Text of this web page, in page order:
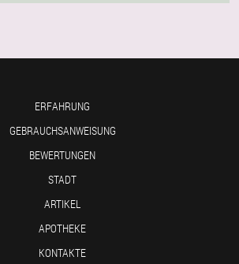
ERFAHRUNG
GEBRAUCHSANWEISUNG
BEWERTUNGEN
STADT
ARTIKEL
APOTHEKE
KONTAKTE